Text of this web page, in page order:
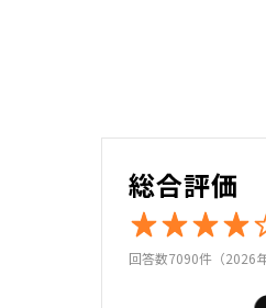
総合評価
回答数7090件（2026